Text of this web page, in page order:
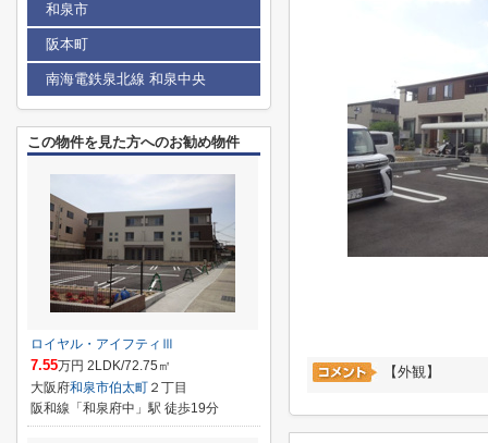
【外観】
和泉市
阪本町
南海電鉄泉北線 和泉中央
この物件を見た方へのお勧め物件
ロイヤル・アイフティⅢ
7.55万円 2LDK/72.75㎡
大阪府和泉市伯太町 ２丁目
阪和線「和泉府中」駅 徒歩19分